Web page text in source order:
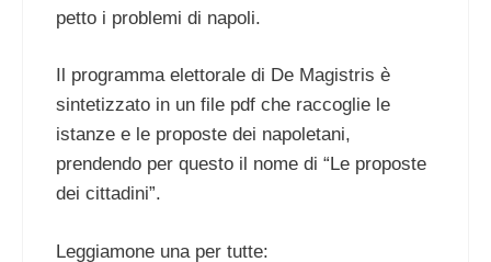
petto i problemi di napoli.
Il programma elettorale di De Magistris è
sintetizzato in un file pdf che raccoglie le
istanze e le proposte dei napoletani,
prendendo per questo il nome di “Le proposte
dei cittadini”.
Leggiamone una per tutte: